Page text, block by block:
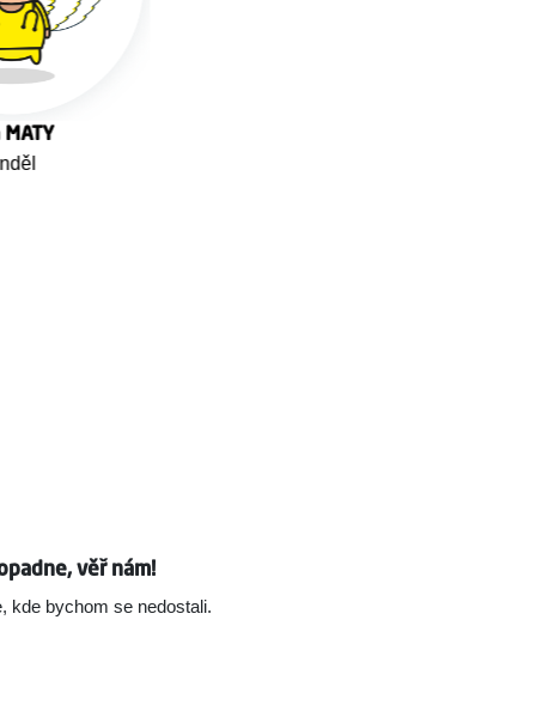
věř nám!
kde bychom se nedostali.